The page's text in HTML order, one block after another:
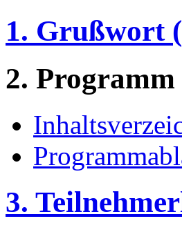
1. Grußwort
2. Programm
3.